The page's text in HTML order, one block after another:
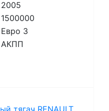
2005
1500000
Евро 3
АКПП